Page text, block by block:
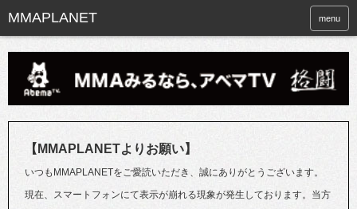
menu
【MMAPLANETよりお願い】
いつもMMAPLANETをご愛読いただき、誠にありがとうございます。
現在、スマートフォンにて表示が崩れる現象が発生しております。当方